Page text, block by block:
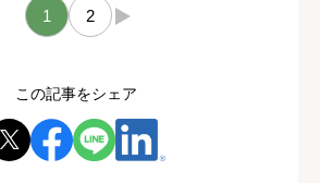
1 2 →
この記事をシェア